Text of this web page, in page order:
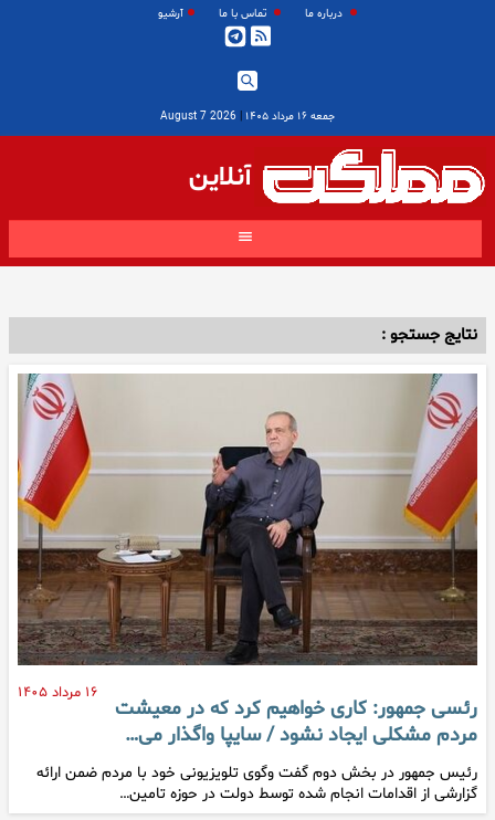
درباره ما تماس با ما آرشیو
جمعه ۱۶ مرداد ۱۴۰۵ |
2026 August 7
آنلاین
نتایج جستجو :
۱۶ مرداد ۱۴۰۵
رئسی جمهور: کاری خواهیم کرد که در معیشت
مردم مشکلی ایجاد نشود / سایپا واگذار می…
رئیس جمهور در بخش دوم گفت وگوی تلویزیونی خود با مردم ضمن ارائه
گزارشی از اقدامات انجام شده توسط دولت در حوزه تامین…